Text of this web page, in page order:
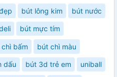
bút lông kim bút nước
bút mực tím
bấm bút chì màu
dấu bút 3d trẻ em uniball